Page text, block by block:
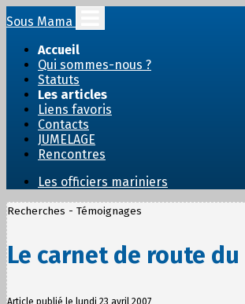
Sous Mama
Accueil
Qui sommes-nous ?
Statuts
Les articles
Liens favoris
Contacts
JUMELAGE
Rencontres
Les officiers mariniers
Recherches - Témoignages
Le carnet de route
Article publié le lundi 23 avril 2007